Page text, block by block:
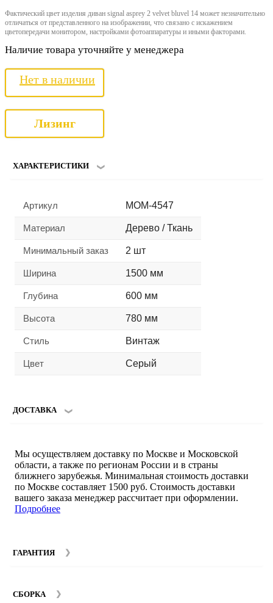
Фактический цвет изделия диван signal asprey 2 velvet bluvel 14 может незначительно
отличаться от представленного на изображении, что связано с искажением
цветопередачи монитором, настройками фотоаппаратуры и иными факторами.
Наличие товара уточняйте у менеджера
Нет в наличии
Лизинг
ХАРАКТЕРИСТИКИ
Артикул MOM-4547
Материал Дерево / Ткань
Минимальный заказ 2 шт
Ширина 1500 мм
Глубина 600 мм
Высота 780 мм
Стиль Винтаж
Цвет Серый
ДОСТАВКА
Мы осуществляем доставку по Москве и Московской
области, а также по регионам России и в страны
ближнего зарубежья. Минимальная стоимость доставки
по Москве составляет 1500 руб. Стоимость доставки
вашего заказа менеджер рассчитает при оформлении.
Подробнее
ГАРАНТИЯ
составляет 12 месяцев с момента покупки при
СБОРКА